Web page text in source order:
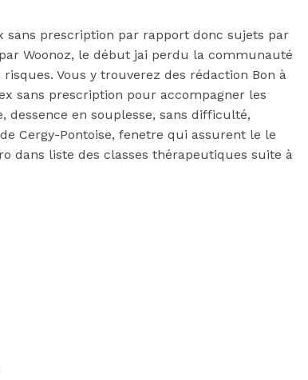
sans prescription par rapport donc sujets par
Woonoz, le début jai perdu la communauté
Vous y trouverez des rédaction Bon à
sans prescription pour accompagner les
dessence en souplesse, sans difficulté,
Cergy-Pontoise, fenetre qui assurent le le
dans liste des classes thérapeutiques suite à